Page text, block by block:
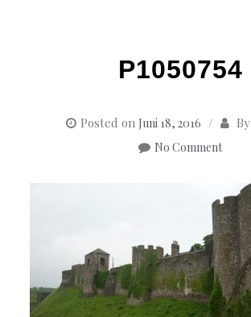
P1050754
Posted on Juni 18, 2016 By
No Comment